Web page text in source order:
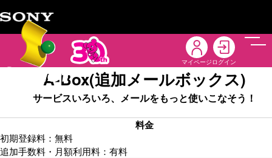
マイページ ログイン
メニ
A-Box(追加メールボックス)
サービスいろいろ、メールをもっと使いこなそう！
料金
初期登録料：無料
追加手数料・月額利用料：有料